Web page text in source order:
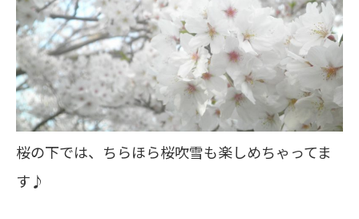
桜の下では、ちらほら桜吹雪も楽しめちゃってま
す♪